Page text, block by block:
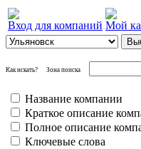
Вход для компаний Мой
Как искать? Зона поиска
Название компании
Краткое описание
Полное описание
Ключевые слова